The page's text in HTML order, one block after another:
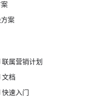
案
属营销计划
文档
快速入门